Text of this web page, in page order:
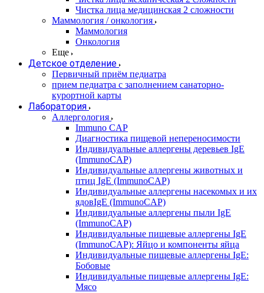
Чистка лица медицинская 2 сложности
Маммология / онкология
Маммология
Онкология
Еще
Детское отделение
Первичный приём педиатра
прием педиатра с заполнением санаторно-
курортной карты
Лаборатория
Аллергология
Immuno CAP
Диагностика пищевой непереносимости
Индивидуальные аллергены деревьев IgE
(ImmunoCAP)
Индивидуальные аллергены животных и
птиц IgE (ImmunoCAP)
Индивидуальные аллергены насекомых и их
ядовIgE (ImmunoCAP)
Индивидуальные аллергены пыли IgE
(ImmunoCAP)
Индивидуальные пищевые аллергены IgE
(ImmunoCAP): Яйцо и компоненты яйца
Индивидуальные пищевые аллергены IgE:
Бобовые
Индивидуальные пищевые аллергены IgE:
Мясо